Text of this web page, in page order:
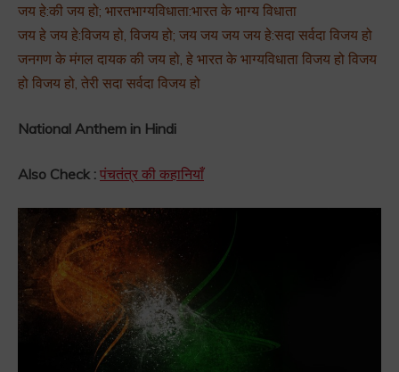
जय हे:की जय हो; भारतभाग्यविधाता:भारत के भाग्य विधाता
जय हे जय हे:विजय हो, विजय हो; जय जय जय जय हे:सदा सर्वदा विजय हो
जनगण के मंगल दायक की जय हो, हे भारत के भाग्यविधाता विजय हो विजय
हो विजय हो, तेरी सदा सर्वदा विजय हो
National Anthem in Hindi
Also Check : पंचतंत्र की कहानियाँ